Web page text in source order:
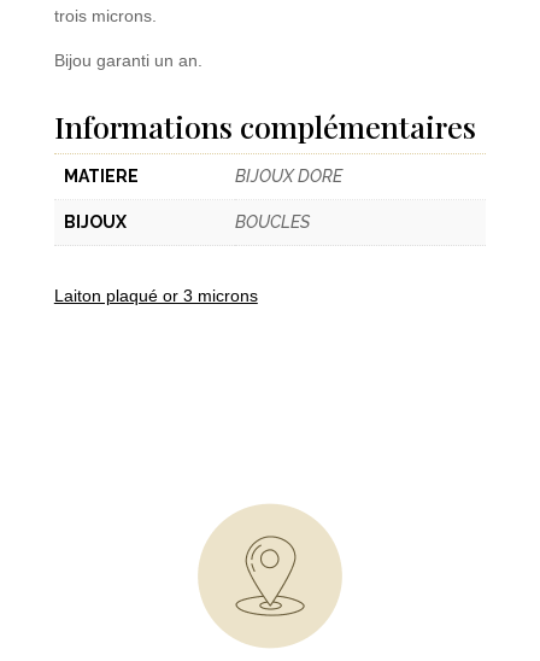
trois microns.
Bijou garanti un an.
Informations complémentaires
MATIERE BIJOUX DORE
BIJOUX BOUCLES
Laiton plaqué or 3 microns